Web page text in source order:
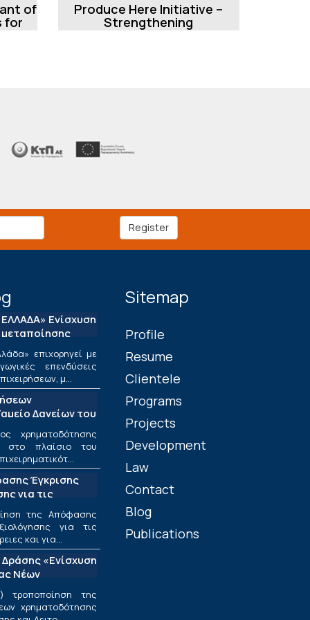
of
for
Produce Here Initiative –
Strengthening
Manufacturing Investments
Register
Ενίσχυση
επιχορηγεί με
επενδύσεις
μ...
Δανείων του
χρηματοδότησης
στο πλαίσιο του
Έγκρισης
για τις
και για
στο πλαίσιο της
και
της Απόφασης
για τις
και για...
«Ενίσχυση
Νέων
Επιχειρήσεων»
τροποποίηση της
χρηματοδότησης
Sitemap
Profile
Resume
Clientele
Programs
Projects
Development
Law
Contact
Blog
Publications